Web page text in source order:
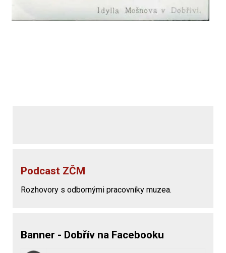
Podcast ZČM
Rozhovory s odbornými pracovníky muzea.
Banner - Dobřív na Facebooku